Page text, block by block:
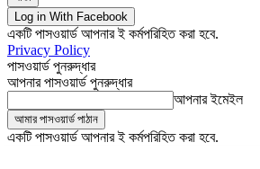
Log in With Facebook
একটি পাসওয়ার্ড আপনার ই কর্মপরিহিত করা হবে.
Privacy Policy
পাসওয়ার্ড পুনরুদ্ধার
আপনার পাসওয়ার্ড পুনরুদ্ধার
আপনার ইমেইল
একটি পাসওয়ার্ড আপনার ই কর্মপরিহিত করা হবে.